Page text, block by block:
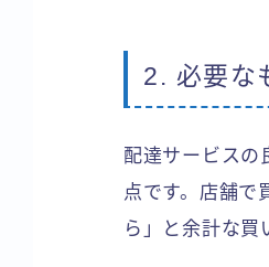
2. 必要な
配達サービスの
点です。店舗で
ら」と余計な買